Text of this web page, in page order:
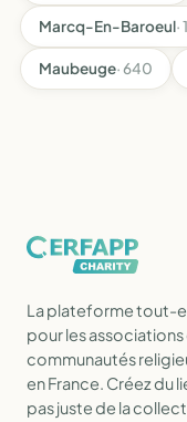
Marcq-En-Baroeul
Maubeuge· 640
La plateforme tout-
pour les associations
communautés
en France. Créez du
pas juste de la